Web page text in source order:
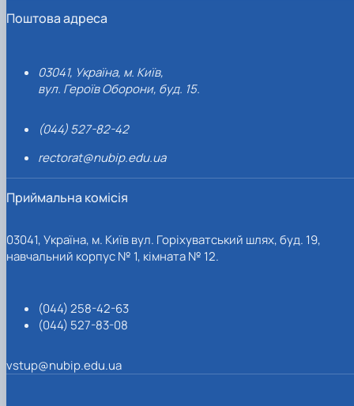
Поштова адреса
03041, Україна, м. Київ,
вул. Героїв Оборони, буд. 15.
(044) 527-82-42
rectorat@nubip.edu.ua
Приймальна комісія
03041, Україна, м. Київ вул. Горіхуватський шлях, буд. 19,
навчальний корпус № 1, кімната № 12.
(044) 258-42-63
(044) 527-83-08
vstup@nubip.edu.ua